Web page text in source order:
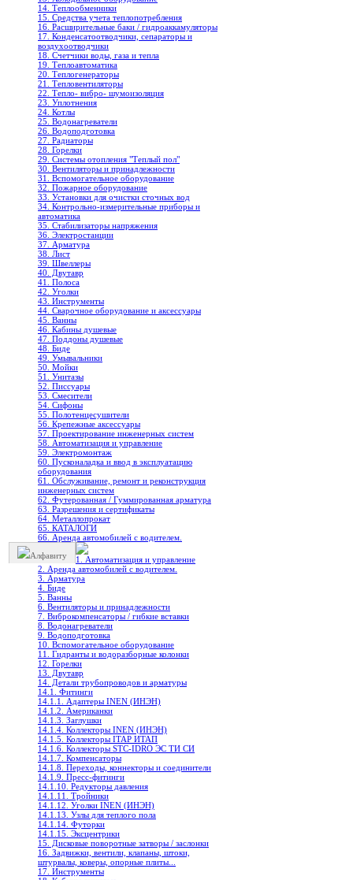
14. Теплообменники
15. Средства учета теплопотребления
16. Расширительные баки / гидроаккамуляторы
17. Конденсатоотводчики, сепараторы и
воздухоотводчики
18. Счетчики воды, газа и тепла
19. Теплоавтоматика
20. Теплогенераторы
21. Тепловентиляторы
22. Тепло- вибро- шумоизоляция
23. Уплотнения
24. Котлы
25. Водонагреватели
26. Водоподготовка
27. Радиаторы
28. Горелки
29. Системы отопления "Теплый пол"
30. Вентиляторы и принадлежности
31. Вспомогательное оборудование
32. Пожарное оборудование
33. Установки для очистки сточных вод
34. Контрольно-измерительные приборы и
автоматика
35. Стабилизаторы напряжения
36. Электростанции
37. Арматура
38. Лист
39. Швеллеры
40. Двутавр
41. Полоса
42. Уголки
43. Инструменты
44. Сварочное оборудование и аксессуары
45. Ванны
46. Кабины душевые
47. Поддоны душевые
48. Биде
49. Умывальники
50. Мойки
51. Унитазы
52. Писсуары
53. Смесители
54. Сифоны
55. Полотенцесушители
56. Крепежные аксессуары
57. Проектирование инженерных систем
58. Автоматизация и управление
59. Электромонтаж
60. Пусконаладка и ввод в эксплуатацию
оборудования
61. Обслуживание, ремонт и реконструкция
инженерных систем
62. Футерованная / Гуммированная арматура
63. Разрешения и сертификаты
64. Металлопрокат
65. КАТАЛОГИ
66. Аренда автомобилей с водителем.
Алфавиту
1. Автоматизация и управление
2. Аренда автомобилей с водителем.
3. Арматура
4. Биде
5. Ванны
6. Вентиляторы и принадлежности
7. Виброкомпенсаторы / гибкие вставки
8. Водонагреватели
9. Водоподготовка
10. Вспомогательное оборудование
11. Гидранты и водоразборные колонки
12. Горелки
13. Двутавр
14. Детали трубопроводов и арматуры
14.1. Фитинги
14.1.1. Адаптеры INEN (ИНЭН)
14.1.2. Американки
14.1.3. Заглушки
14.1.4. Коллекторы INEN (ИНЭН)
14.1.5. Коллекторы ITAP ИТАП
14.1.6. Коллекторы STC-IDRO ЭС ТИ СИ
14.1.7. Компенсаторы
14.1.8. Переходы, коннекторы и соединители
14.1.9. Пресс-фитинги
14.1.10. Редукторы давления
14.1.11. Тройники
14.1.12. Уголки INEN (ИНЭН)
14.1.13. Узлы для теплого пола
14.1.14. Футорки
14.1.15. Эксцентрики
15. Дисковые поворотные затворы / заслонки
16. Задвижки, вентили, клапаны, штоки,
штурвалы, коверы, опорные плиты...
17. Инструменты